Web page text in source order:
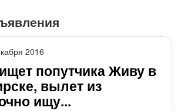
2016
попутчика Живу в
вылет из
ищу...